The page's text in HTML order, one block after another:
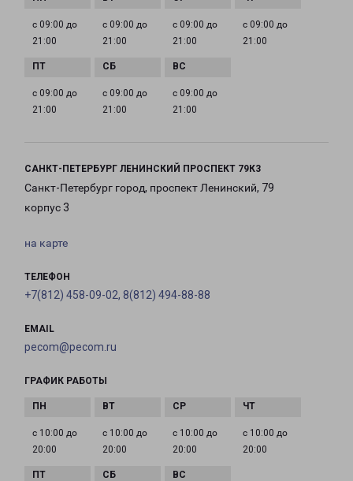
с 09:00 до
21:00
с 09:00 до
21:00
с 09:00 до
21:00
с 09:00 до
21:00
с 09:00 до
21:00
с 09:00 до
21:00
с 09:00 до
21:00
САНКТ-ПЕТЕРБУРГ ЛЕНИНСКИЙ ПРОСПЕКТ 79К3
Санкт-Петербург город, проспект Ленинский, 79
корпус 3
на карте
ТЕЛЕФОН
+7(812) 458-09-02, 8(812) 494-88-88
EMAIL
pecom@pecom.ru
ГРАФИК РАБОТЫ
с 10:00 до
20:00
с 10:00 до
20:00
с 10:00 до
20:00
с 10:00 до
20:00